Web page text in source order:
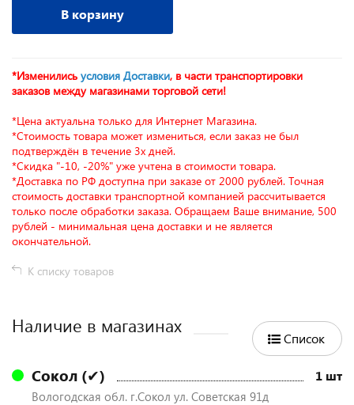
В корзину
*Изменились условия Доставки, в части транспортировки
заказов между магазинами торговой сети!
*Цена актуальна только для Интернет Магазина.
*Стоимость товара может измениться, если заказ не был
подтверждён в течение 3х дней.
*Скидка "-10, -20%" уже учтена в стоимости товара.
*Доставка по РФ доступна при заказе от 2000 рублей. Точная
стоимость доставки транспортной компанией рассчитывается
только после обработки заказа. Обращаем Ваше внимание, 500
рублей - минимальная цена доставки и не является
окончательной.
К списку товаров
Наличие в магазинах
Список
Сокол (✔) 1 шт
Вологодская обл. г.Сокол ул. Советская 91д